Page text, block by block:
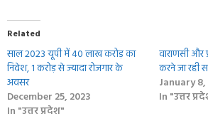
Related
साल 2023 यूपी में 40 लाख करोड़ का
निवेश, 1 करोड़ से ज्यादा रोजगार के
अवसर
December 25, 2023
In "उत्तर प्रदेश"
वाराणसी और
करने जा रही
January
In "उत्तर